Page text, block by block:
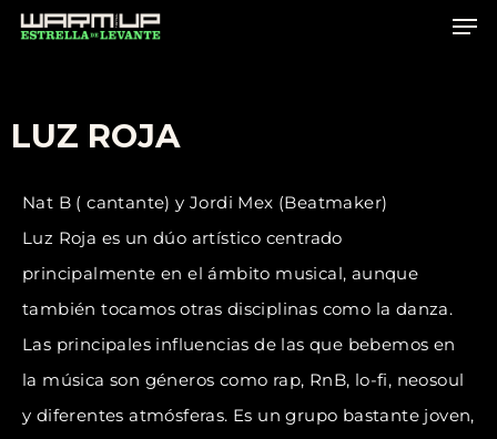
Skip
content
LUZ ROJA
Nat B ( cantante) y Jordi Mex (Beatmaker)
Luz Roja es un dúo artístico centrado
principalmente en el ámbito musical, aunque
también tocamos otras disciplinas como la danza.
Las principales influencias de las que bebemos en
la música son géneros como rap, RnB, lo-fi, neosoul
y diferentes atmósferas. Es un grupo bastante joven,